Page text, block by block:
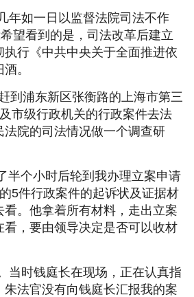
年如一日以监督法院司法不作
望看到的是，司法改革后建立
行《中共中央关于全面推进依
。
到浦东新区张衡路的上海市第三
市级行政机关的行政案件去法
院的司法情况做一个调查研
半个小时后轮到我办理立案申请
5件行政案件的起诉状及证据材
。他拿着所有材料，走出立案
，要由领导决定是否可以收材
当时钱庭长在现场，正在认真指
法官没有向钱庭长汇报我的案